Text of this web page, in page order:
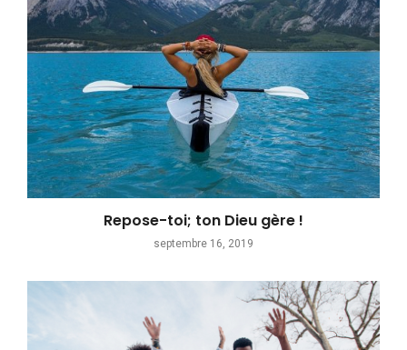
Repose-toi; ton Dieu gère !
septembre 16, 2019